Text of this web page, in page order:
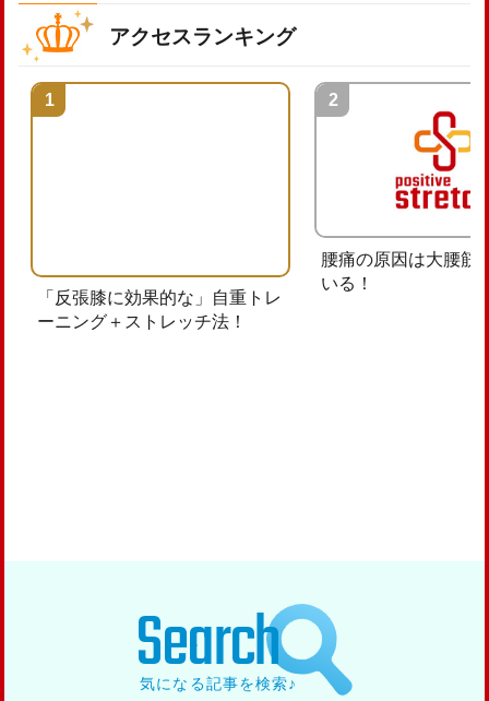
アクセスランキング
「反張膝に効果的な」自重トレ
ーニング＋ストレッチ法！
腰痛の原因は大腰筋
いる！
Search
気になる記事を検索♪